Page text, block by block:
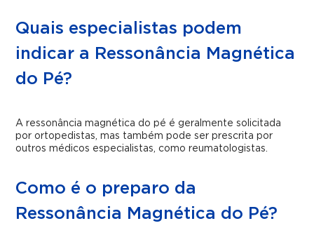
Quais especialistas podem
indicar a Ressonância Magnética
do Pé?
A ressonância magnética do pé é geralmente solicitada
por ortopedistas, mas também pode ser prescrita por
outros médicos especialistas, como reumatologistas.
Como é o preparo da
Ressonância Magnética do Pé?